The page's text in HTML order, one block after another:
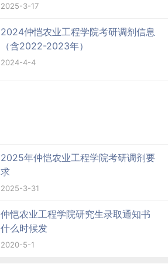
2025-3-17
2024仲恺农业工程学院考研调剂信息
（含2022-2023年）
2024-4-4
2025年仲恺农业工程学院考研调剂要
求
2025-3-31
仲恺农业工程学院研究生录取通知书
什么时候发
2020-5-1